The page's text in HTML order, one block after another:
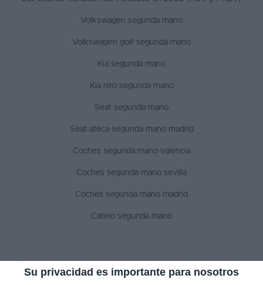
Su privacidad es importante para nosotros
Volkswagen segunda mano
Volkswagen golf segunda mano
Kia segunda mano
Kia niro segunda mano
Seat segunda mano
Seat ateca segunda mano madrid
Coches segunda mano valencia
Coches segunda mano sevilla
Coches segunda mano madrid
Cabrio segunda mano
SÍGUENOS